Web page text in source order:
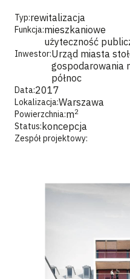
Typ:rewitalizacja
Funkcja:mieszkaniowe
użyteczność
Inwestor:Urząd miasta
gospodarowania
północ
Data:2017
Lokalizacja:Warszawa
Powierzchnia:m2
Status: koncepcja
Zespół projektowy: